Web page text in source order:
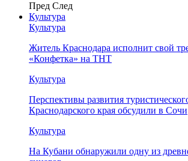
Пред След
Культура
Культура
Житель Краснодара исполнит свой
«Конфетка» на ТНТ
Культура
Перспективы развития
Краснодарского края обсудили в Сочи
Культура
На Кубани обнаружили одну из